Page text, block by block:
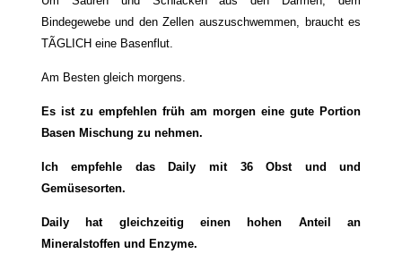
Bindegewebe und den Zellen auszuschwemmen, braucht es
TÃGLICH eine Basenflut.
Am Besten gleich morgens.
Es ist zu empfehlenfrüh am morgen eine gute Portion
Basen Mischung zu nehmen.
Ich empfehle das Daily mit 36 Obst und und
Gemüsesorten.
Daily hat gleichzeitig einen hohen Anteil an
Mineralstoffen und Enzyme.